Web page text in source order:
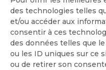
des technologies telles
et/ou accéder aux
consentir à ces
des données telles que
ou les ID uniques sur ce
ou de retirer son
Quotidienne
Hebdo
OK